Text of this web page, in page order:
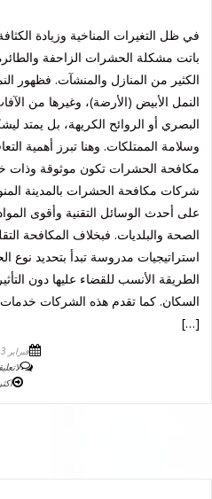
في ظل التغيرات المناخية وزيادة
باتت مشكلة الحشرات الزاحفة
الكثير من المنازل والمنشآت. فظهور
النمل الأبيض (الأرضة)، وغيرها من
البصري أو الروائح الكريهة، بل يمتد
وسلامة الممتلكات. وهنا تبرز أهمية
مكافحة الحشرات تكون موثوقة وذات
شركات مكافحة الحشرات بالمدينة
على أحدث الوسائل التقنية وأقوى
الصحة والبلديات. فبخلاف المكافحة
استراتيجيات مدروسة تبدأ بتحديد نوع
الطريقة الأنسب للقضاء عليها دون
السكان. كما تقدم هذه الشركات خدمات
[…]
فبراير 3, 2026
اكثر